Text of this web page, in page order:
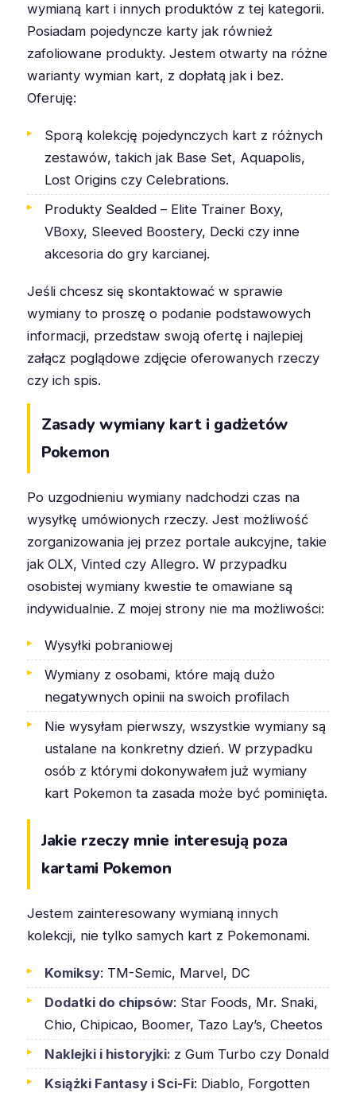
wymianą kart i innych produktów z tej kategorii.
Posiadam pojedyncze karty jak również
zafoliowane produkty. Jestem otwarty na różne
warianty wymian kart, z dopłatą jak i bez.
Oferuję:
Sporą kolekcję pojedynczych kart z różnych
zestawów, takich jak Base Set, Aquapolis,
Lost Origins czy Celebrations.
Produkty Sealded – Elite Trainer Boxy,
VBoxy, Sleeved Boostery, Decki czy inne
akcesoria do gry karcianej.
Jeśli chcesz się skontaktować w sprawie
wymiany to proszę o podanie podstawowych
informacji, przedstaw swoją ofertę i najlepiej
załącz poglądowe zdjęcie oferowanych rzeczy
czy ich spis.
Zasady wymiany kart i gadżetów
Pokemon
Po uzgodnieniu wymiany nadchodzi czas na
wysyłkę umówionych rzeczy. Jest możliwość
zorganizowania jej przez portale aukcyjne, takie
jak OLX, Vinted czy Allegro. W przypadku
osobistej wymiany kwestie te omawiane są
indywidualnie. Z mojej strony nie ma możliwości:
Wysyłki pobraniowej
Wymiany z osobami, które mają dużo
negatywnych opinii na swoich profilach
Nie wysyłam pierwszy, wszystkie wymiany są
ustalane na konkretny dzień. W przypadku
osób z którymi dokonywałem już wymiany
kart Pokemon ta zasada może być pominięta.
Jakie rzeczy mnie interesują poza
kartami Pokemon
Jestem zainteresowany wymianą innych
kolekcji, nie tylko samych kart z Pokemonami.
Komiksy: TM-Semic, Marvel, DC
Dodatki do chipsów: Star Foods, Mr. Snaki,
Chio, Chipicao, Boomer, Tazo Lay’s, Cheetos
Naklejki i historyjki: z Gum Turbo czy Donald
Książki Fantasy i Sci-Fi: Diablo, Forgotten